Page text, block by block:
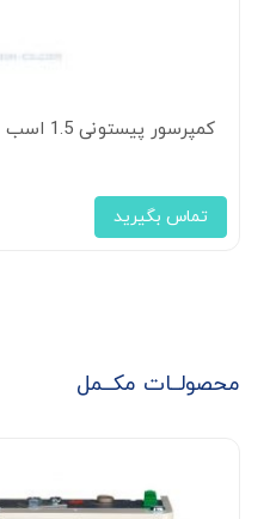
کمپرسور پیستونی 1.5 اسب بخار تک فاز بیتزر مدل 2GES-2Y
تماس بگیرید
محصولــات مکــمل